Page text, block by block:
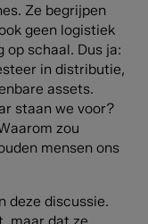
Ze begrijpen
geen logistiek
op schaal. Dus ja:
in distributie,
assets.
staan we voor?
zou
mensen ons
deze discussie.
maar dat ze